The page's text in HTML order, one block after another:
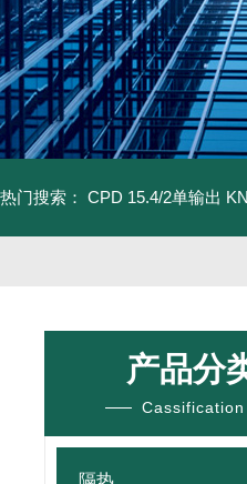
热门搜索： CPD 15.4/2单输出
产品分
Cassification
隔热